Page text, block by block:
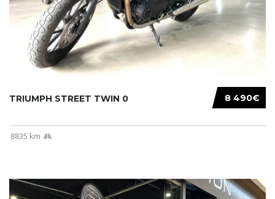
8 490€
TRIUMPH STREET TWIN 0
8835 km